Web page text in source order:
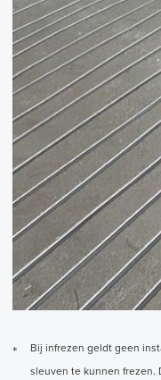
*
Bij infrezen geldt geen
sleuven te kunnen frezen.